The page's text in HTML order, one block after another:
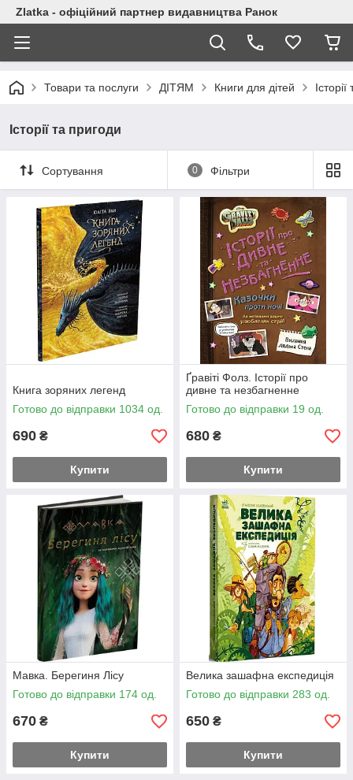
Zlatka - офіційний партнер видавництва Ранок
Товари та послуги ДІТЯМ Книги для дітей
Історії та пригоди
Сортування 0 Фільтри
Книга зоряних легенд
Готово до відправки 1034 од.
690 ₴
Купити
Ґравіті Фолз. Історії про
дивне та незбагненне
Готово до відправки 19 од.
680 ₴
Купити
Мавка. Берегиня Лісу
Готово до відправки 174 од.
670 ₴
Купити
Велика зашафна експедиція
Готово до відправки 283 од.
650 ₴
Купити